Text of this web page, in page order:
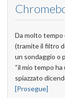
Da molto tempo
(tramite il filtro
un sondaggio o
“il mio tempo ha
spiazzato
[Prosegue]